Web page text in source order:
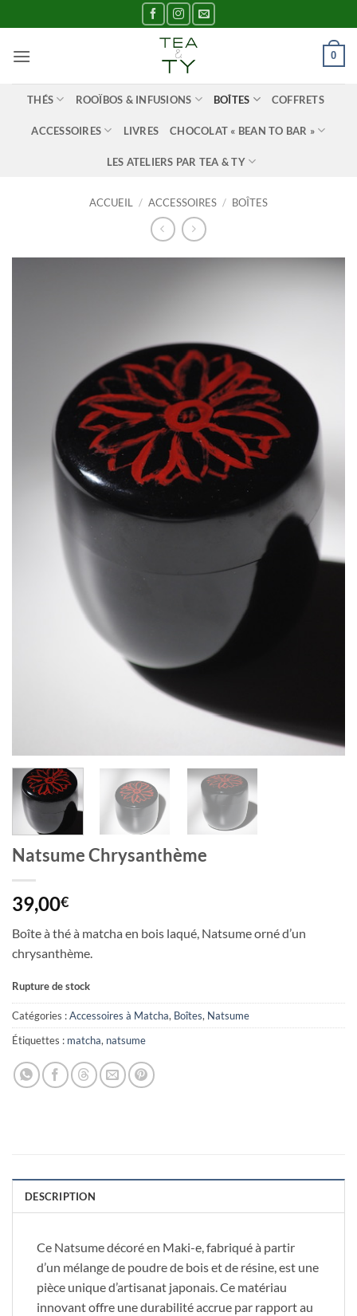
au
contenu
0
THÉS ROOÏBOS & INFUSIONS BOÎTES COFFRETS
ACCESSOIRES LIVRES CHOCOLAT « BEAN TO BAR »
LES ATELIERS PAR TEA & TY
ACCUEIL / ACCESSOIRES / BOÎTES
Natsume Chrysanthème
39,00€
Boîte à thé à matcha en bois laqué, Natsume orné d’un
chrysanthème.
Rupture de stock
Catégories :Accessoires à Matcha, Boîtes, Natsume
Étiquettes : matcha, natsume
DESCRIPTION
Ce Natsume décoré en Maki-e, fabriqué à partir
d’un mélange de poudre de bois et de résine, est une
pièce unique d’artisanat japonais. Ce matériau
innovant offre une durabilité accrue par rapport au